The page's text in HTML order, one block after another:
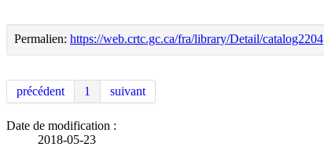
Permalien: https://web.crtc.gc.ca/fra/library/Detail/catalog2204
précédent 1 suivant
Date de modification :
2018-05-23